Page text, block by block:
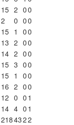
15 2 00
2 0 00
15 1 00
13 2 00
14 2 00
15 3 00
15 1 00
16 2 00
12 0 0 1
14 4 0 1
2184322